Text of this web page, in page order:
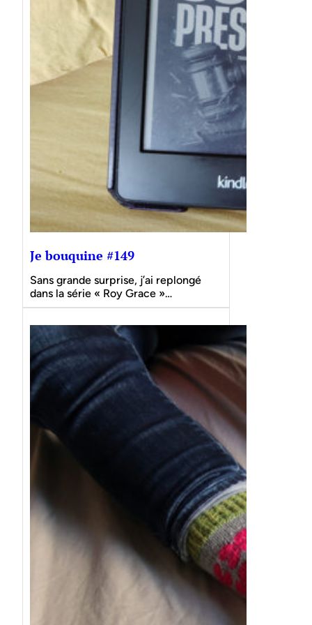
Je bouquine #149
Sans grande surprise, j’ai replongé
dans la série « Roy Grace »…